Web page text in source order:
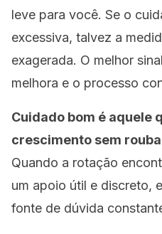
leve para você. Se o
excessiva, talvez a
exagerada. O melhor
melhora e o processo
Cuidado bom é aquele
crescimento sem
Quando a rotação
um apoio útil e discreto,
fonte de dúvida